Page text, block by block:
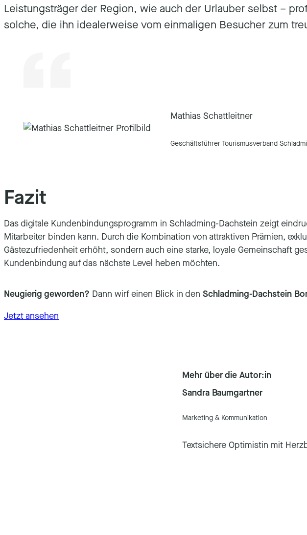
Leistungsträger der Region, wie auch der Urlauber selbst –
solche, die ihn idealerweise vom einmaligen Besucher zum
Mathias Schattleitner
Geschäftsführer Tourismusverband
Fazit
Das digitale Kundenbindungsprogramm in Schladming-Dachstein zeigt
Mitarbeiter binden kann. Durch die Kombination von attraktiven Prämien,
Gästezufriedenheit erhöht, sondern auch eine starke, loyale Gemeinschaft
Kundenbindung auf das nächste Level heben möchten.
Neugierig geworden? Dann wirf einen Blick in den Schladming-Dachstein
Jetzt ansehen
Mehr über die Autor:in
Sandra Baumgartner
Marketing & Kommunikation
Textsichere Optimistin mit